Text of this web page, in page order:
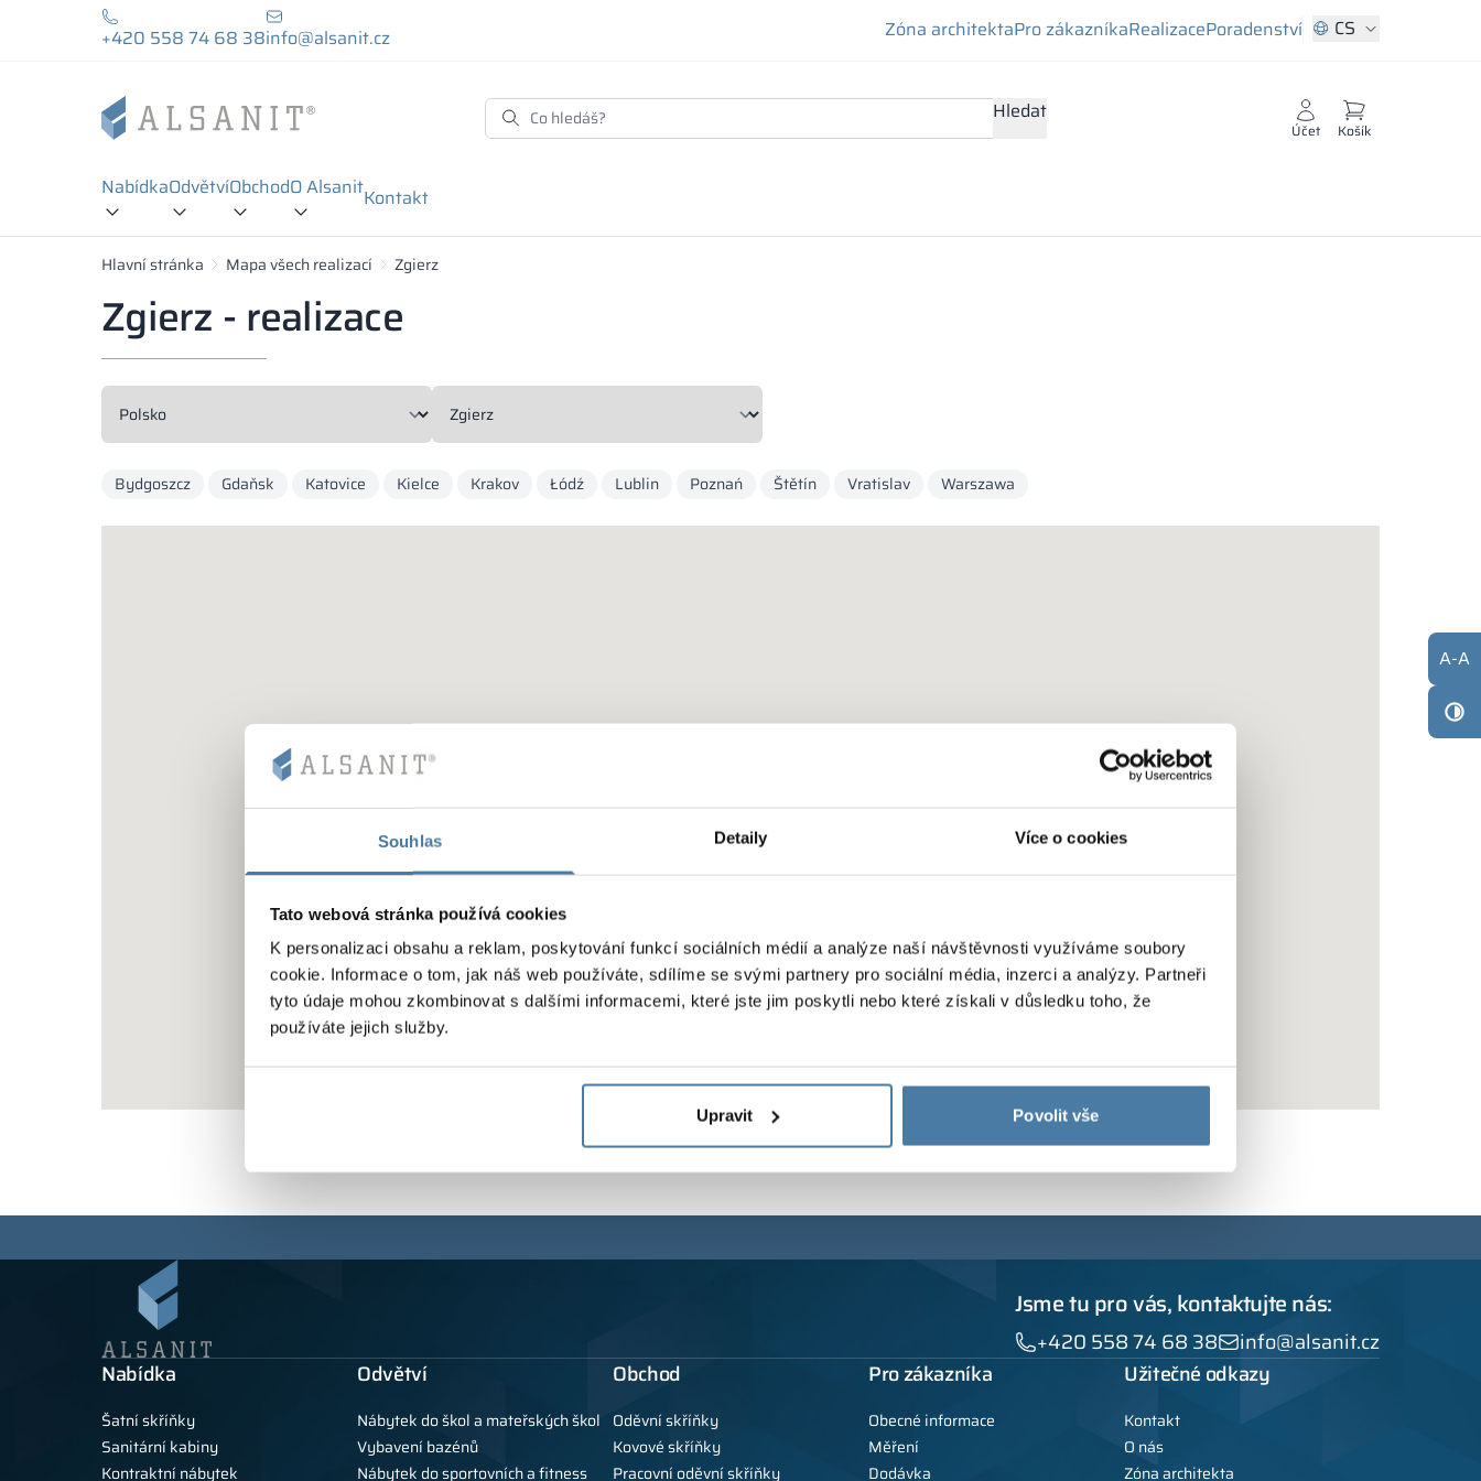
Souhlas Detaily Více o cookies
Tato webová stránka používá cookies
K personalizaci obsahu a reklam, poskytování funkcí sociálních médií a analýze naší návštěvnosti využíváme soubory
cookie. Informace o tom, jak náš web používáte, sdílíme se svými partnery pro sociální média, inzerci a analýzy. Partneři
tyto údaje mohou zkombinovat s dalšími informacemi, které jste jim poskytli nebo které získali v důsledku toho, že
používáte jejich služby.
Upravit Povolit vše
+420 558 74 68 38info@alsanit.cz Zóna architektaPro zákazníkaRealizacePoradenství CS
Hledat
Účet Košík
NabídkaOdvětvíObchodO AlsanitKontakt
Hlavní stránka Mapa všech realizací Zgierz
Zgierz - realizace
Bydgoszcz Gdaňsk Katovice Kielce Krakov Łódź Lublin Poznań Štětín Vratislav Warszawa
Jsme tu pro vás, kontaktujte nás:
+420 558 74 68 38
info@alsanit.cz
Nabídka
Šatní skříňky
Sanitární kabiny
Kontraktní nábytek
Odvětví
Nábytek do škol a mateřských škol
Vybavení bazénů
Nábytek do sportovních a fitness
Obchod
Oděvní skříňky
Kovové skříňky
Pracovní oděvní skříňky
Pro zákazníka
Obecné informace
Měření
Dodávka
Užitečné odkazy
Kontakt
O nás
Zóna architekta
A-A